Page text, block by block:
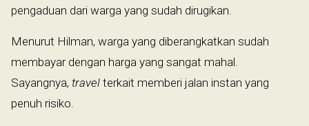
pengaduan dari warga yang sudah dirugikan.
Menurut Hilman, warga yang diberangkatkan sudah
membayar dengan harga yang sangat mahal.
Sayangnya, travel terkait memberi jalan instan yang
penuh risiko.